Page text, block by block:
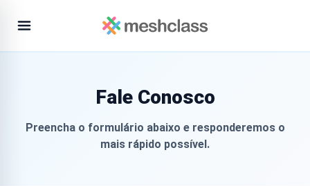
Fale Conosco
Preencha o formulário abaixo e responderemos o
mais rápido possível.